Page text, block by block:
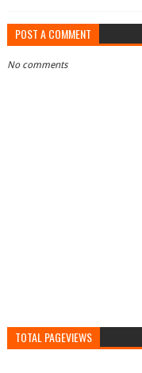
POST A COMMENT
No comments
TOTAL PAGEVIEWS